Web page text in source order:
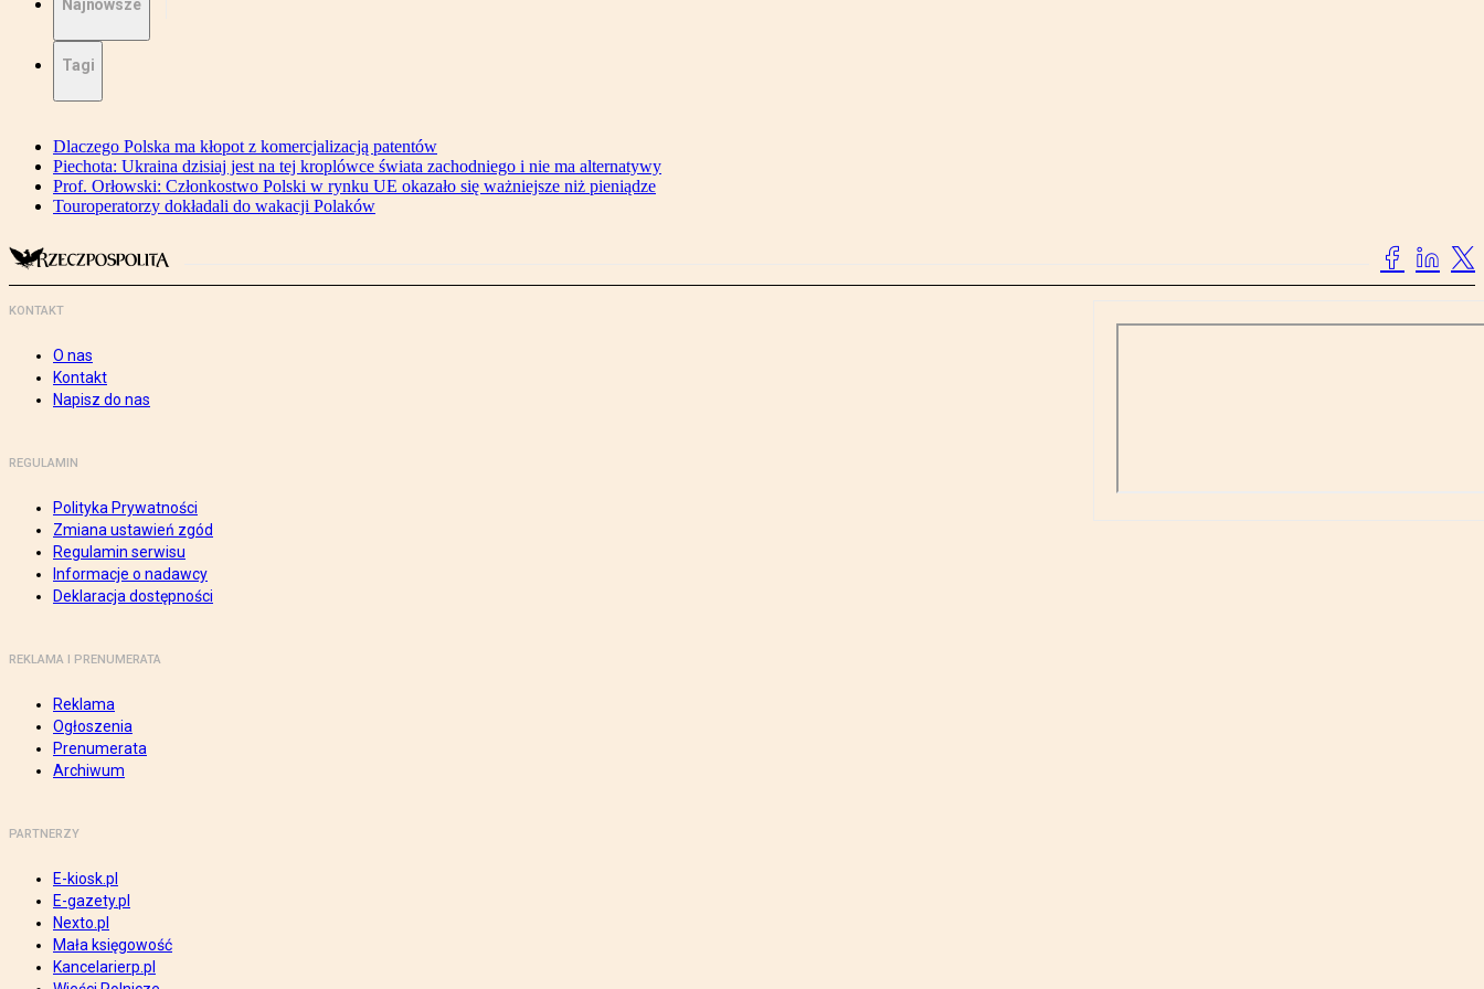
Najnowsze
Tagi
Dlaczego Polska ma kłopot z komercjalizacją patentów
Piechota: Ukraina dzisiaj jest na tej kroplówce świata zachodniego i nie ma alternatywy
Prof. Orłowski: Członkostwo Polski w rynku UE okazało się ważniejsze niż pieniądze
Touroperatorzy dokładali do wakacji Polaków
KONTAKT
O nas
Kontakt
Napisz do nas
REGULAMIN
Polityka Prywatności
Zmiana ustawień zgód
Regulamin serwisu
Informacje o nadawcy
Deklaracja dostępności
REKLAMA I PRENUMERATA
Reklama
Ogłoszenia
Prenumerata
Archiwum
PARTNERZY
E-kiosk.pl
E-gazety.pl
Nexto.pl
Mała księgowość
Kancelarierp.pl